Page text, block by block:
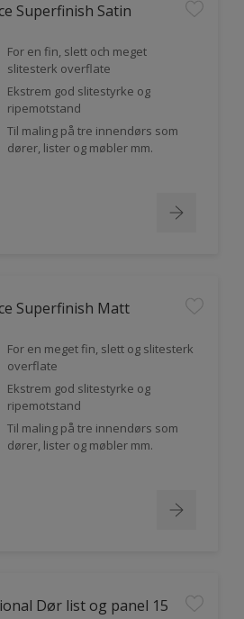
Superfinish Satin
For en fin, slett och meget
slitesterk overflate
Ekstrem god slitestyrke og
ripemotstand
Til maling på tre innendørs som
dører, lister og møbler mm.
Superfinish Matt
For en meget fin, slett og slitesterk
overflate
Ekstrem god slitestyrke og
ripemotstand
Til maling på tre innendørs som
dører, lister og møbler mm.
Dør list og panel 15